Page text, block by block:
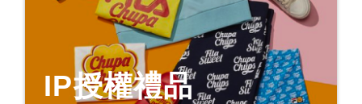
IP授權禮品